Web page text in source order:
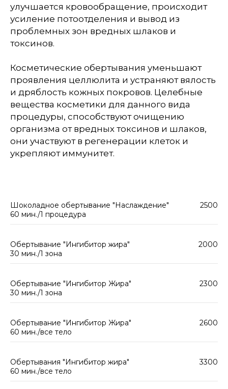
улучшается кровообращение, происходит
усиление потоотделения и вывод из
проблемных зон вредных шлаков и
токсинов.
Косметические обертывания уменьшают
проявления целлюлита и устраняют вялость
и дряблость кожных покровов. Целебные
вещества косметики для данного вида
процедуры, способствуют очищению
организма от вредных токсинов и шлаков,
они участвуют в регенерации клеток и
укрепляют иммунитет.
Шоколадное обертывание "Наслаждение"
60 мин./1 процедура
2500
Обертывание "Ингибитор жира"
30 мин./1 зона
2000
Обертывание "Ингибитор Жира"
30 мин./1 зона
2300
Обертывание "Ингибитор Жира"
60 мин./все тело
2600
Обертывания "Ингибитор жира"
60 мин./все тело
3300